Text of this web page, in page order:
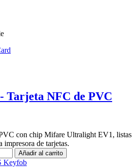
Tarjeta NFC de PVC
con chip Mifare Ultralight EV1, listas
de tarjetas.
Añadir al carrito